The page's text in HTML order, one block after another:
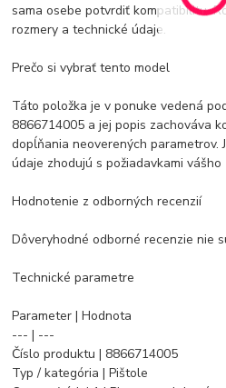
sama osebe potvrdiť kompatibilitu.
rozmery a technické údaje.
Prečo si vybrať tento model
Táto položka je v ponuke vedená
8866714005 a jej popis zachováva
dopĺňania neoverených parametrov.
údaje zhodujú s požiadavkami vášho
Hodnotenie z odborných recenzií
Dôveryhodné odborné recenzie nie
Technické parametre
Parameter | Hodnota
--- | ---
Číslo produktu | 8866714005
Typ / kategória | Pištole